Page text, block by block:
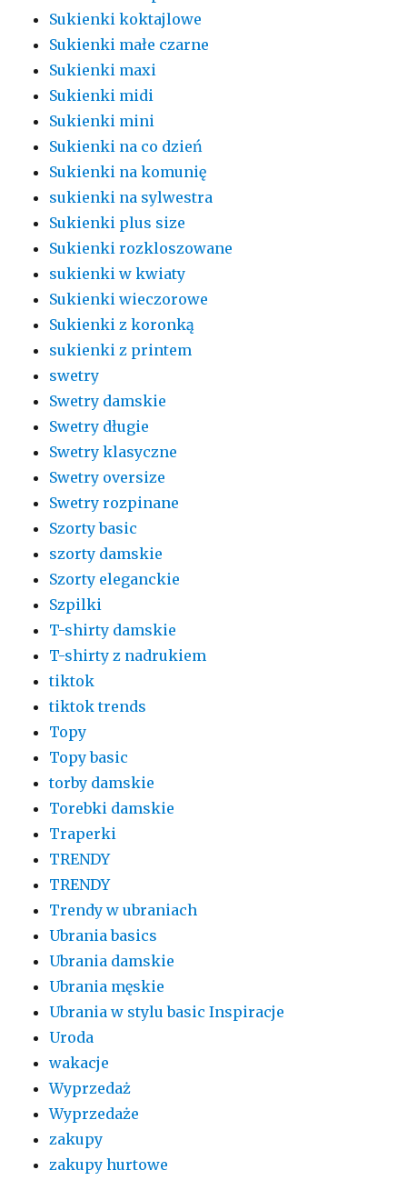
Sukienki koktajlowe
Sukienki małe czarne
Sukienki maxi
Sukienki midi
Sukienki mini
Sukienki na co dzień
Sukienki na komunię
sukienki na sylwestra
Sukienki plus size
Sukienki rozkloszowane
sukienki w kwiaty
Sukienki wieczorowe
Sukienki z koronką
sukienki z printem
swetry
Swetry damskie
Swetry długie
Swetry klasyczne
Swetry oversize
Swetry rozpinane
Szorty basic
szorty damskie
Szorty eleganckie
Szpilki
T-shirty damskie
T-shirty z nadrukiem
tiktok
tiktok trends
Topy
Topy basic
torby damskie
Torebki damskie
Traperki
TRENDY
TRENDY
Trendy w ubraniach
Ubrania basics
Ubrania damskie
Ubrania męskie
Ubrania w stylu basic Inspiracje
Uroda
wakacje
Wyprzedaż
Wyprzedaże
zakupy
zakupy hurtowe